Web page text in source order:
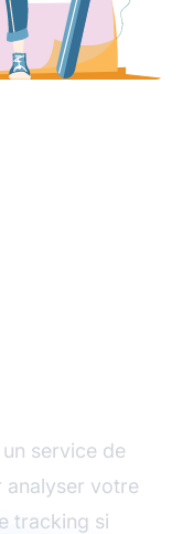
service de
analyser votre
tracking si